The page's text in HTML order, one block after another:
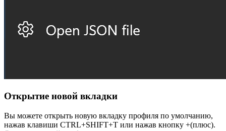
Открытие новой вкладки
Вы можете открыть новую вкладку профиля по умолчанию,
нажав клавиши CTRL+SHIFT+T или нажав кнопку +(плюс).